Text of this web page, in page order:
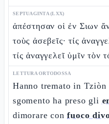
SEPTUAGINTA (LXX)
ἀπέστησαν οἱ ἐν Σιων
τοὺς ἀσεβεῖς· τίς
τίς ἀναγγελεῖ ὑμῖν τὸν
LETTURA ORTODOSSA
Hanno tremato in Tziòn
sgomento ha preso gli
dimorare confuoco